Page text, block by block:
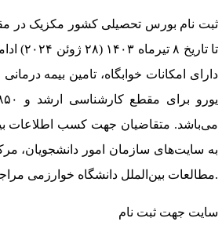
نام بورس تحصیلی کشور مکزیک در
تا تاریخ ۸
متقاضیان جهت کسب اطلاعات
سایت‌های سازمان امور دانشجویان،
جهت ثبت نام